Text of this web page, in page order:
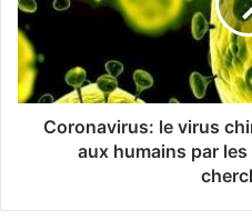
Coronavirus: le virus
aux humains par